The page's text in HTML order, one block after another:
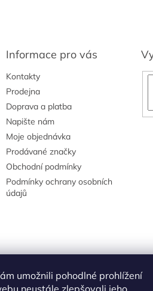
umožnili pohodlné prohlížení
neustále zlepšovali jeho
Informace pro vás
Kontakty
Prodejna
Doprava a platba
Napište nám
Moje objednávka
Prodávané značky
Obchodní podmínky
Podmínky ochrany osobních
údajů